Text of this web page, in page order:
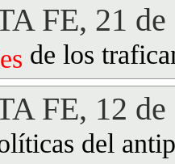
FE, 21
de los
FE, 12
del